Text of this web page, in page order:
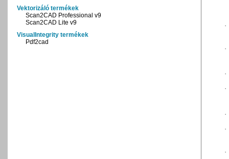
Vektorizáló termékek
Scan2CAD Professional v9
Scan2CAD Lite v9
VisualIntegrity termékek
Pdf2cad
·
·
·
·
·
·
·